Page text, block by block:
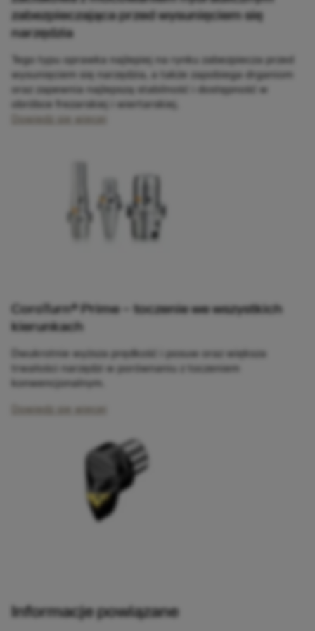
zabezpieczająca przed wysunięciem się
narzędzia
Tego typu oprawka najlepiej na rynku zabezpiecza przed
wysunięciem się narzędzia, a także zapobiega drganiom
oraz zapewnia najlepszą stabilność i dostępność w
obróbce frezarskiej i wiertarskiej.
Dowiedz się więcej
CoroTurn®​ Prime – toczenie we wszystkich
kierunkach
Dwukrotnie wyższa prędkość i posuw oraz większa
trwałości narzędzi w porównaniu z toczeniem
konwencjonalnym.
Dowiedz się więcej
Informacje powiązane